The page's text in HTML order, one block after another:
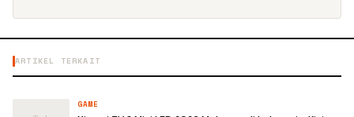
ARTIKEL TERKAIT
GAME